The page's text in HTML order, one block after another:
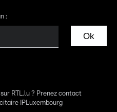
:
Ok
RTL.lu ? Prenez contact
IPLuxembourg